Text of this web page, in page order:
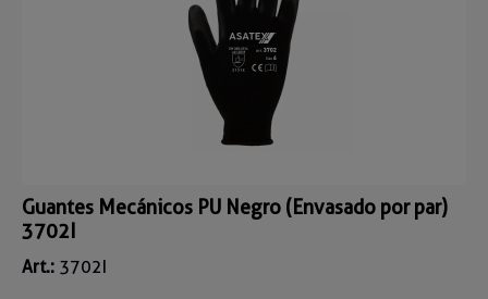
Guantes Mecánicos PU Negro (Envasado por par)
3702I
Art.: 3702I